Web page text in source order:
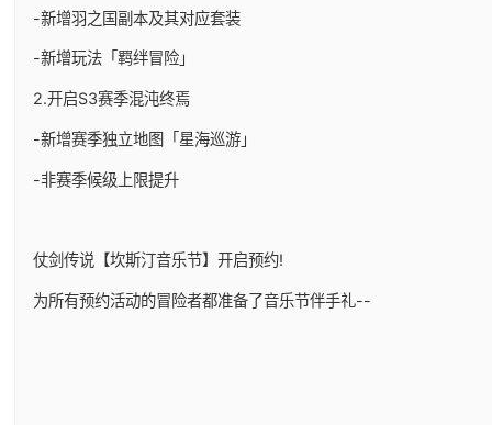
-新增羽之国副本及其对应套装
-新增玩法「羁绊冒险」
2.开启S3赛季混沌终焉
-新增赛季独立地图「星海巡游」
-非赛季候级上限提升
仗剑传说【坎斯汀音乐节】开启预约!
为所有预约活动的冒险者都准备了音乐节伴手礼--